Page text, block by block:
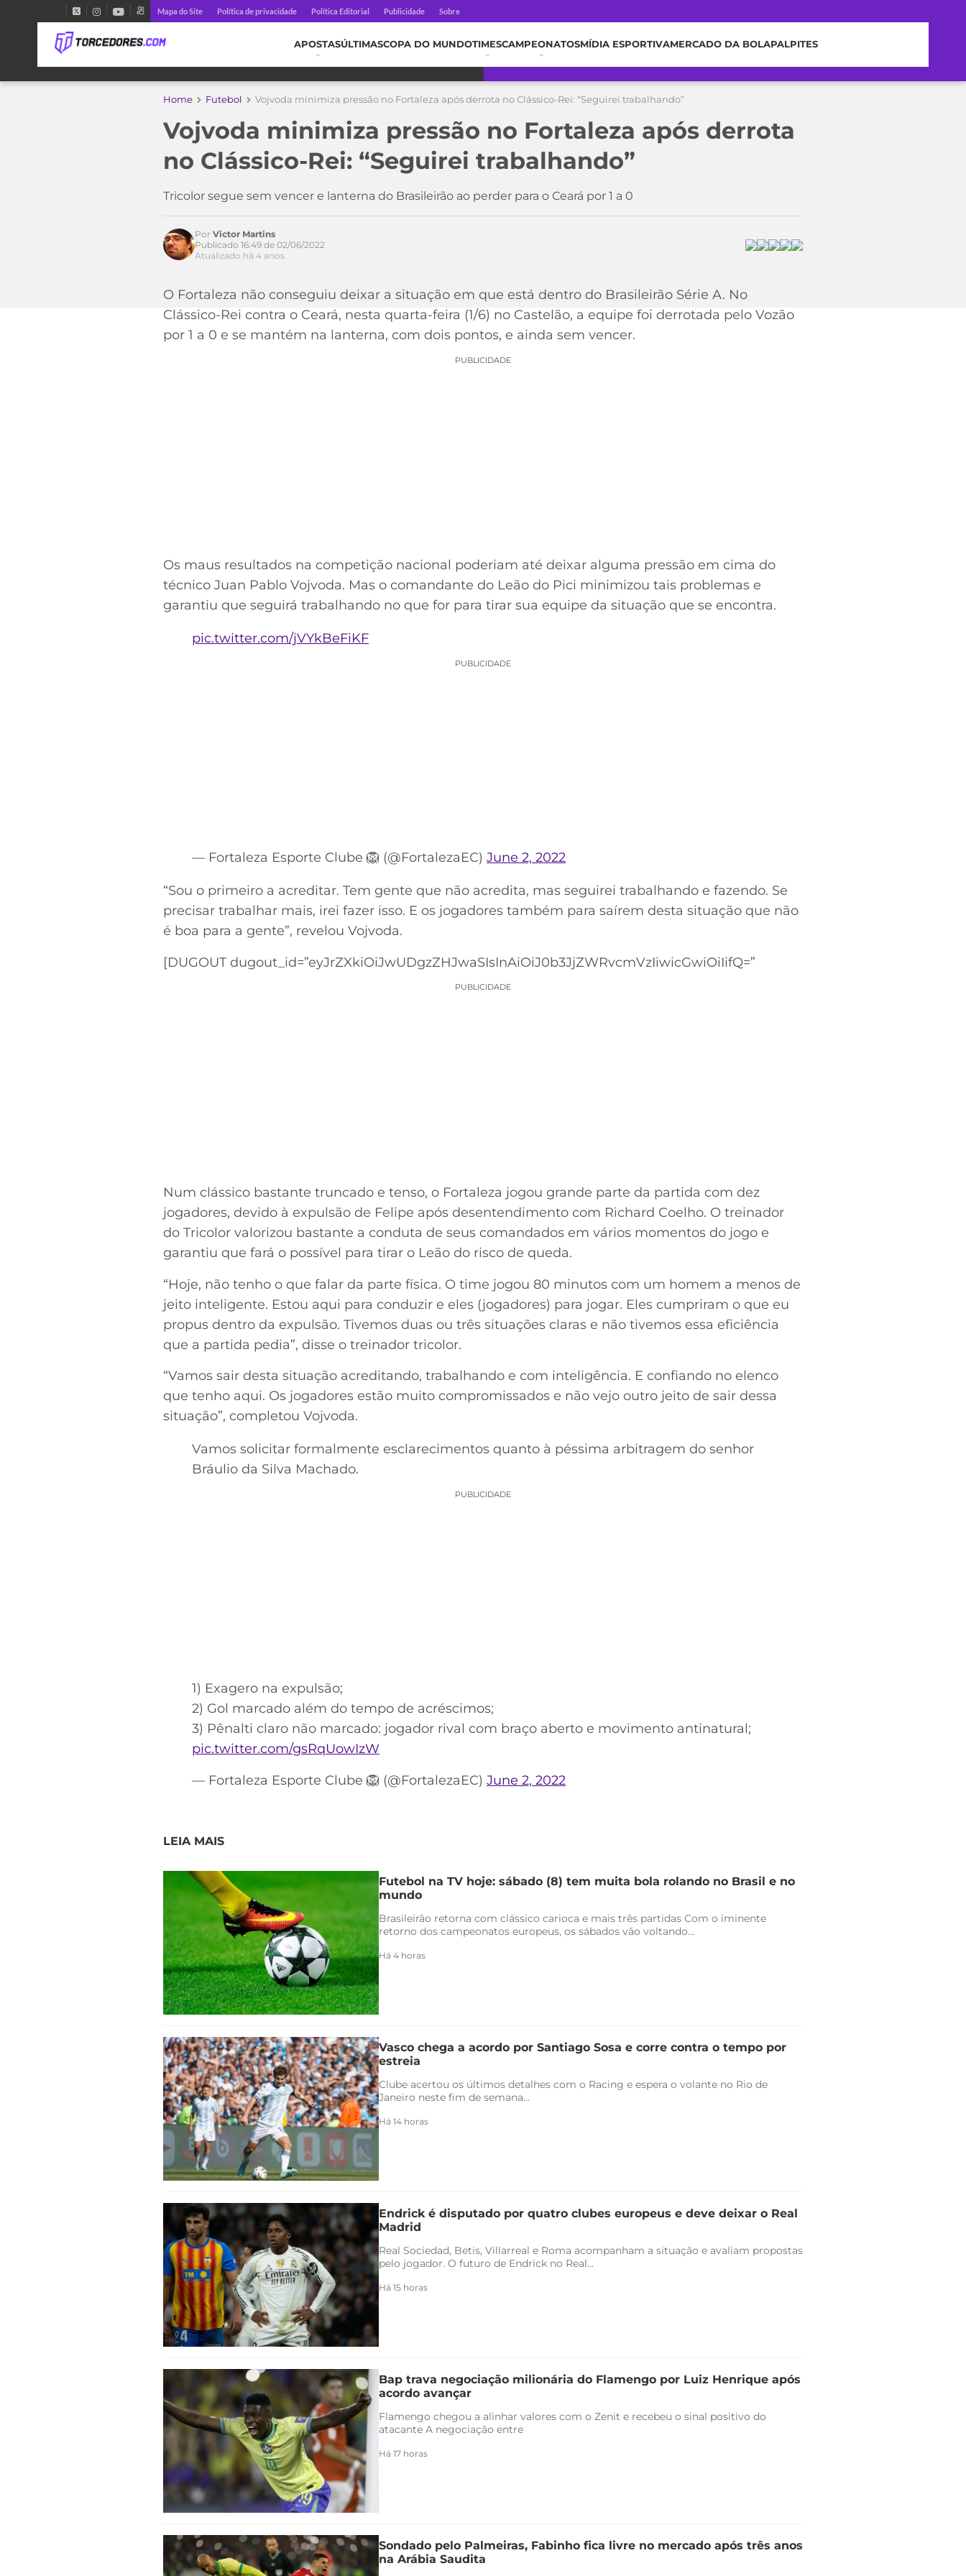
Mapa do Site Política de privacidade Política Editorial Publicidade Sobre
APOSTASÚLTIMASCOPA DO MUNDOTIMESCAMPEONATOSMÍDIA ESPORTIVAMERCADO DA BOLAPALPITES
Home Futebol Vojvoda minimiza pressão no Fortaleza após derrota no Clássico-Rei: “Seguirei trabalhando”
Vojvoda minimiza pressão no Fortaleza após derrota
no Clássico-Rei: “Seguirei trabalhando”
Tricolor segue sem vencer e lanterna do Brasileirão ao perder para o Ceará por 1 a 0
Por Victor Martins
Publicado 16:49 de 02/06/2022
Atualizado há 4 anos
O Fortaleza não conseguiu deixar a situação em que está dentro do Brasileirão Série A. No
Clássico-Rei contra o Ceará, nesta quarta-feira (1/6) no Castelão, a equipe foi derrotada pelo Vozão
por 1 a 0 e se mantém na lanterna, com dois pontos, e ainda sem vencer.
PUBLICIDADE
Os maus resultados na competição nacional poderiam até deixar alguma pressão em cima do
técnico Juan Pablo Vojvoda. Mas o comandante do Leão do Pici minimizou tais problemas e
garantiu que seguirá trabalhando no que for para tirar sua equipe da situação que se encontra.
pic.twitter.com/jVYkBeFiKF
PUBLICIDADE
— Fortaleza Esporte Clube 🦁 (@FortalezaEC) June 2, 2022
“Sou o primeiro a acreditar. Tem gente que não acredita, mas seguirei trabalhando e fazendo. Se
precisar trabalhar mais, irei fazer isso. E os jogadores também para saírem desta situação que não
é boa para a gente”, revelou Vojvoda.
[DUGOUT dugout_id=”eyJrZXkiOiJwUDgzZHJwaSIsInAiOiJ0b3JjZWRvcmVzIiwicGwiOiIifQ=”
PUBLICIDADE
Num clássico bastante truncado e tenso, o Fortaleza jogou grande parte da partida com dez
jogadores, devido à expulsão de Felipe após desentendimento com Richard Coelho. O treinador
do Tricolor valorizou bastante a conduta de seus comandados em vários momentos do jogo e
garantiu que fará o possível para tirar o Leão do risco de queda.
“Hoje, não tenho o que falar da parte física. O time jogou 80 minutos com um homem a menos de
jeito inteligente. Estou aqui para conduzir e eles (jogadores) para jogar. Eles cumpriram o que eu
propus dentro da expulsão. Tivemos duas ou três situações claras e não tivemos essa eficiência
que a partida pedia”, disse o treinador tricolor.
“Vamos sair desta situação acreditando, trabalhando e com inteligência. E confiando no elenco
que tenho aqui. Os jogadores estão muito compromissados e não vejo outro jeito de sair dessa
situação”, completou Vojvoda.
Vamos solicitar formalmente esclarecimentos quanto à péssima arbitragem do senhor
Bráulio da Silva Machado.
PUBLICIDADE
1) Exagero na expulsão;
2) Gol marcado além do tempo de acréscimos;
3) Pênalti claro não marcado: jogador rival com braço aberto e movimento antinatural;
pic.twitter.com/gsRqUowIzW
— Fortaleza Esporte Clube 🦁 (@FortalezaEC) June 2, 2022
LEIA MAIS
Futebol na TV hoje: sábado (8) tem muita bola rolando no Brasil e no
mundo
Brasileirão retorna com clássico carioca e mais três partidas Com o iminente
retorno dos campeonatos europeus, os sábados vão voltando...
Há 4 horas
Vasco chega a acordo por Santiago Sosa e corre contra o tempo por
estreia
Clube acertou os últimos detalhes com o Racing e espera o volante no Rio de
Janeiro neste fim de semana...
Há 14 horas
Endrick é disputado por quatro clubes europeus e deve deixar o Real
Madrid
Real Sociedad, Betis, Villarreal e Roma acompanham a situação e avaliam propostas
pelo jogador. O futuro de Endrick no Real...
Há 15 horas
Bap trava negociação milionária do Flamengo por Luiz Henrique após
acordo avançar
Flamengo chegou a alinhar valores com o Zenit e recebeu o sinal positivo do
atacante A negociação entre
Há 17 horas
Sondado pelo Palmeiras, Fabinho fica livre no mercado após três anos
na Arábia Saudita